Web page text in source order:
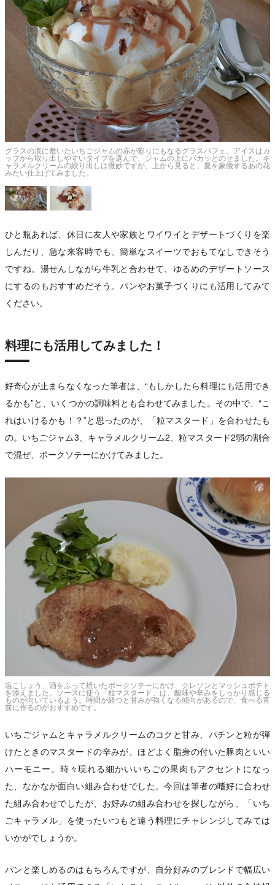
グラスの底に敷いたいちごジャムの赤が彩りにもなるグラスパフェ。アイスはカ
ップから取り出しやすいタイプを選んで、ジャムの上にパカッとのせました。キ
ャラメルクリームの絞り出しは微妙ですが、上から見ると、夏を象徴するあの花
みたい仕上げてみました。
ひと瓶あれば、休日に友人や家族とワイワイとデザートづくりを楽
しんだり、急な来客時でも、簡単なスイーツでおもてなしできそう
ですね。湯せんしながら牛乳と合わせて、ゆるめのデザートソース
にするのもおすすめだそう。パンやお菓子づくりにも活用してみて
ください。
料理にも活用してみました！
好奇心が止まらなくなった筆者は、“もしかしたら料理にも活用でき
るかも”と、いくつかの調味料とも合わせてみました。その中で、“こ
れはいけるかも！？”と思ったのが、「粒マスタード」を合わせたも
の。いちごジャム3、キャラメルクリーム2、粒マスタード2弱の割合
で混ぜ、ポークソテーにかけてみました。
塩こしょう、酒をふって焼いたポークソテーにかけ、クレソンとマッシュポテト
を添えました。ソースに使う「粒マスタード」は、酸味や辛みをしっかり感じる
ものが向いているよう。時間が経つと甘みが強くなる傾向があるので、食べる直
前に作るのがおすすめです。
いちごジャムとキャラメルクリームのコクと甘み、パチンと粒が弾
けたときのマスタードの辛みが、ほどよく脂身の付いた豚肉といい
ハーモニー。時々現れる細かいいちごの果肉もアクセントになっ
た、なかなか面白い組み合わせでした。今回は筆者の嗜好に合わせ
た組み合わせでしたが、お好みの組み合わせを探しながら、「いち
ごキャラメル」を使ったいつもと違う料理にチャレンジしてみては
いかがでしょうか。
パンと楽しめるのはもちろんですが、自分好みのブレンドで幅広い